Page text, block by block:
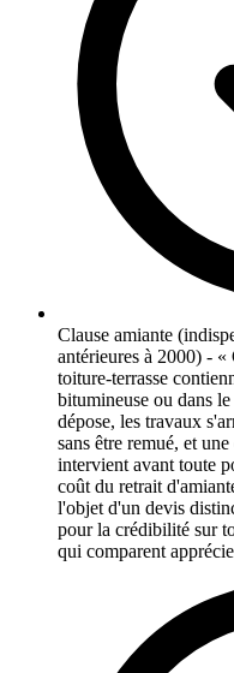
Clause amiante
antérieures à 2000) - «
toiture-terrasse
bitumineuse ou dans
dépose, les travaux
sans être remué, et
intervient avant toute
coût du retrait
l'objet d'un devis
pour la crédibilité sur
qui comparent